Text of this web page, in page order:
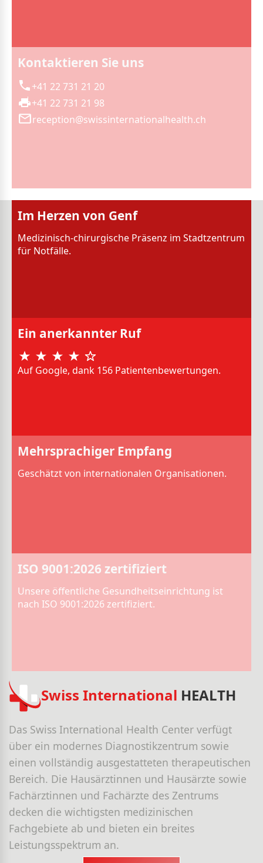
Kontaktieren Sie uns
+41 22 731 21 20
+41 22 731 21 98
reception@swissinternationalhealth.ch
Im Herzen von Genf
Medizinisch-chirurgische Präsenz im Stadtzentrum
für Notfälle.
Ein anerkannter Ruf
Auf Google, dank 156 Patientenbewertungen.
Mehrsprachiger Empfang
Geschätzt von internationalen Organisationen.
ISO 9001:2026 zertifiziert
Unsere öffentliche Gesundheitseinrichtung ist
nach ISO 9001:2026 zertifiziert.
Swiss International HEALTH
Das Swiss International Health Center verfügt
über ein modernes Diagnostikzentrum sowie
einen vollständig ausgestatteten therapeutischen
Bereich. Die Hausärztinnen und Hausärzte sowie
Fachärztinnen und Fachärzte des Zentrums
decken die wichtigsten medizinischen
Fachgebiete ab und bieten ein breites
Leistungsspektrum an.